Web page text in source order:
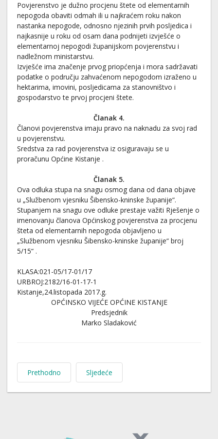
Povjerenstvo je dužno procjenu štete od elementarnih
nepogoda obaviti odmah ili u najkraćem roku nakon
nastanka nepogode, odnosno njezinih prvih posljedica i
najkasnije u roku od osam dana podnijeti izvješće o
elementarnoj nepogodi županijskom povjerenstvu i
nadležnom ministarstvu.
Izvješće ima značenje prvog priopćenja i mora sadržavati
podatke o području zahvaćenom nepogodom izraženo u
hektarima, imovini, posljedicama za stanovništvo i
gospodarstvo te prvoj procjeni štete.
Članak 4.
Članovi povjerenstva imaju pravo na naknadu za svoj rad
u povjerenstvu.
Sredstva za rad povjerenstva iz osiguravaju se u
proračunu Općine Kistanje .
Članak 5.
Ova odluka stupa na snagu osmog dana od dana objave
u „Službenom vjesniku Šibensko-kninske županije“.
Stupanjem na snagu ove odluke prestaje važiti Rješenje o
imenovanju članova Općinskog povjerenstva za procjenu
šteta od elementarnih nepogoda objavljeno u
„Službenom vjesniku Šibensko-kninske županije“ broj
5/15“ .
KLASA:021-05/17-01/17
URBROJ:2182/16-01-17-1
Kistanje,24.listopada 2017.g.
OPĆINSKO VIJEĆE OPĆINE KISTANJE
Predsjednik
Marko Sladaković
Prethodno Sljedeće